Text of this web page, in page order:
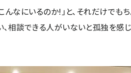
んなにいるのか!」と、それだけでも
相談できる人がいないと孤独を感